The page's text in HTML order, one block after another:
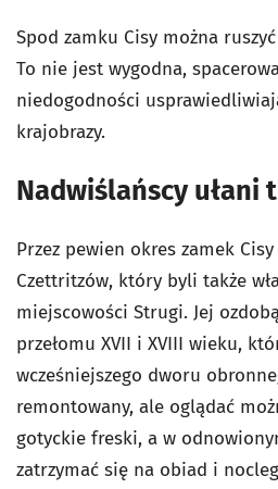
Spod zamku Cisy można
To nie jest wygodna,
niedogodności
krajobrazy.
Nadwiślańscy ułani
Przez pewien okres zamek
Czettritzów, który byli także
miejscowości Strugi. Jej
przełomu XVII i XVIII wieku,
wcześniejszego dworu
remontowany, ale oglądać
gotyckie freski, a w
zatrzymać się na obiad i